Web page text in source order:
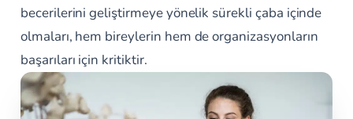
becerilerini geliştirmeye yönelik sürekli çaba içinde
olmaları, hem bireylerin hem de organizasyonların
başarıları için kritiktir.